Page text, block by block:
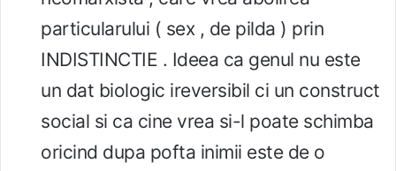
particularului ( sex , de pilda ) prin
INDISTINCTIE . Ideea ca genul nu este
un dat biologic ireversibil ci un construct
social si ca cine vrea si-l poate schimba
oricind dupa pofta inimii este de o